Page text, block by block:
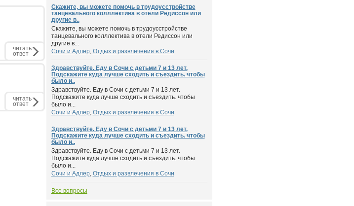
читать
ответ
читать
ответ
Скажите, вы можете помочь в трудоусстройстве
танцевального колллектива в отели Редиссон или
другие в..
Скажите, вы можете помочь в трудоусстройстве
танцевального колллектива в отели Редиссон или
другие в...
Сочи и Адлер, Отдых и развлечения в Сочи
Здравствуйте. Еду в Сочи с детьми 7 и 13 лет.
Подскажите куда лучше сходить и съездить. чтобы
было и..
Здравствуйте. Еду в Сочи с детьми 7 и 13 лет.
Подскажите куда лучше сходить и съездить. чтобы
было и...
Сочи и Адлер, Отдых и развлечения в Сочи
Здравствуйте. Еду в Сочи с детьми 7 и 13 лет.
Подскажите куда лучше сходить и съездить. чтобы
было и..
Здравствуйте. Еду в Сочи с детьми 7 и 13 лет.
Подскажите куда лучше сходить и съездить. чтобы
было и...
Сочи и Адлер, Отдых и развлечения в Сочи
Все вопросы